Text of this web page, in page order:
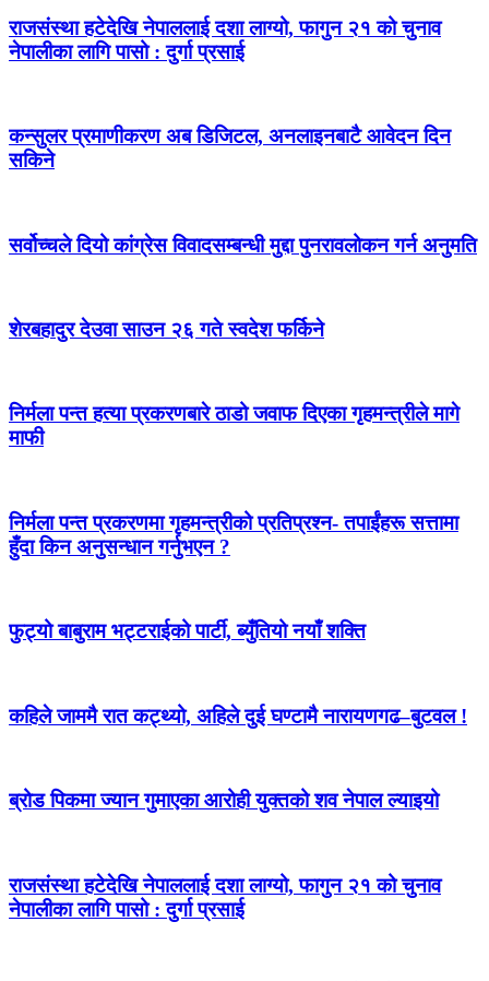
राजसंस्था हटेदेखि नेपाललाई दशा लाग्यो, फागुन २१ को चुनाव
नेपालीका लागि पासो : दुर्गा प्रसाई
कन्सुलर प्रमाणीकरण अब डिजिटल, अनलाइनबाटै आवेदन दिन
सकिने
सर्वोच्चले दियो कांग्रेस विवादसम्बन्धी मुद्दा पुनरावलोकन गर्न अनुमति
शेरबहादुर देउवा साउन २६ गते स्वदेश फर्किने
निर्मला पन्त हत्या प्रकरणबारे ठाडो जवाफ दिएका गृहमन्त्रीले मागे
माफी
निर्मला पन्त प्रकरणमा गृहमन्त्रीको प्रतिप्रश्न- तपाईंहरू सत्तामा
हुँदा किन अनुसन्धान गर्नुभएन ?
फुट्यो बाबुराम भट्टराईको पार्टी, ब्युँतियो नयाँ शक्ति
कहिले जाममै रात कट्थ्यो, अहिले दुई घण्टामै नारायणगढ–बुटवल !
ब्रोड पिकमा ज्यान गुमाएका आरोही युक्तको शव नेपाल ल्याइयो
राजसंस्था हटेदेखि नेपाललाई दशा लाग्यो, फागुन २१ को चुनाव
नेपालीका लागि पासो : दुर्गा प्रसाई